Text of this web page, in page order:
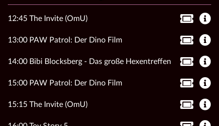
12:45 The Invite (OmU)
13:00 PAW Patrol: Der Dino Film
14:00 Bibi Blocksberg - Das große Hexentreffen
15:00 PAW Patrol: Der Dino Film
15:15 The Invite (OmU)